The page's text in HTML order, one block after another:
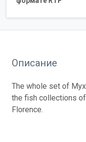
Описание
The whole set of
the fish collections
Florence.